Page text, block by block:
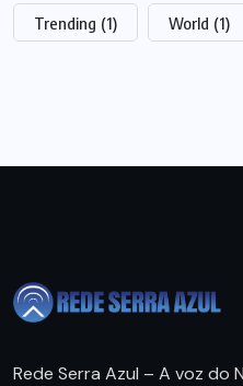
Trending (1) World (1)
Rede Serra Azul – A voz do